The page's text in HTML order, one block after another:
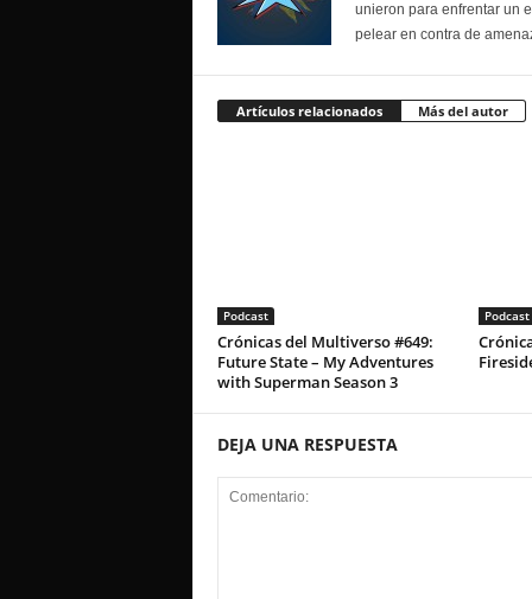
unieron para enfrentar un
pelear en contra de
Artículos relacionados Más del autor
Podcast
Crónicas del Multiverso #649:
Future State – My Adventures
with Superman Season 3
Podcast
DEJA UNA RESPUESTA